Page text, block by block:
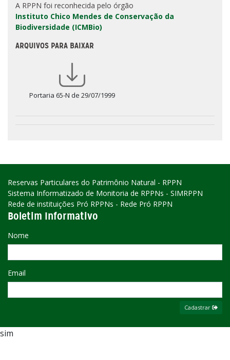
A RPPN foi reconhecida pelo órgão
Instituto Chico Mendes de Conservação da
Biodiversidade (ICMBio)
ARQUIVOS PARA BAIXAR
Portaria 65-N de 29/07/1999
Reservas Particulares do Patrimônio Natural - RPPN
Sistema Informatizado de Monitoria de RPPNs - SIMRPPN
Rede de instituições Pró RPPNs - Rede Pró RPPN
Boletim Informativo
Nome
Email
Cadastrar
sim